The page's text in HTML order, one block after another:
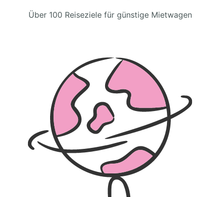
Über 100 Reiseziele für günstige Mietwagen